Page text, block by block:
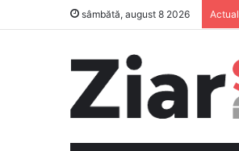
sâmbătă, august 8 2026